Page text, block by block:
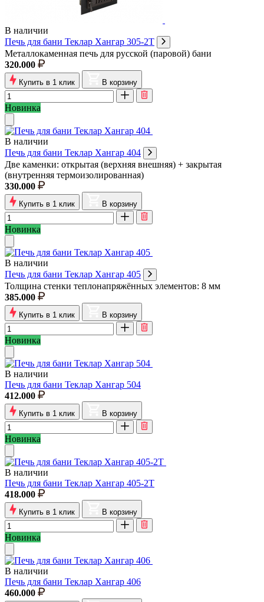
В наличии
Печь для бани Теклар Хангар 305-2Т
Металлокаменная печь для русской (паровой) бани
320.000
Купить в 1 клик В корзину
Новинка
В наличии
Печь для бани Теклар Хангар 404
Две каменки: открытая (верхняя внешняя) + закрытая
(внутренняя термоизолированная)
330.000
Купить в 1 клик В корзину
Новинка
В наличии
Печь для бани Теклар Хангар 405
Толщина стенки теплонапряжённых элементов: 8 мм
385.000
Купить в 1 клик В корзину
Новинка
В наличии
Печь для бани Теклар Хангар 504
412.000
Купить в 1 клик В корзину
Новинка
В наличии
Печь для бани Теклар Хангар 405-2Т
418.000
Купить в 1 клик В корзину
Новинка
В наличии
Печь для бани Теклар Хангар 406
460.000